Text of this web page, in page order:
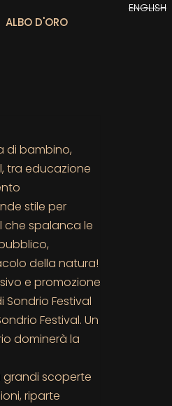
ALBO D'ORO
ENGLISH
di bambino,
tra educazione
stile per
che spalanca le
della natura!
e promozione
Festival
Festival. Un
dominerà la
grandi scoperte
riparte